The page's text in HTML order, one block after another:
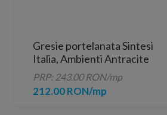
Gresie portelanata Sintesi
Italia, Ambienti Antracite
Rectificata 60x60 cm
PRP: 243.00 RON/mp
212.00 RON/mp